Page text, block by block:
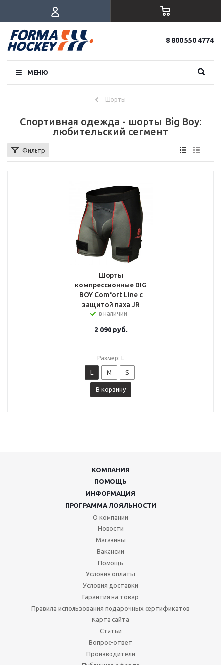
8 800 550 4774
МЕНЮ
Шорты
Спортивная одежда - шорты Big Boy:
любительский сегмент
Фильтр
Шорты
компрессионные BIG
BOY Comfort Line с
защитой паха JR
в наличии
2 090руб.
Размер: L
L M S
В корзину
КОМПАНИЯ
ПОМОЩЬ
ИНФОРМАЦИЯ
ПРОГРАММА ЛОЯЛЬНОСТИ
О компании
Новости
Магазины
Вакансии
Помощь
Условия оплаты
Условия доставки
Гарантия на товар
Правила использования подарочных сертификатов
Карта сайта
Статьи
Вопрос-ответ
Производители